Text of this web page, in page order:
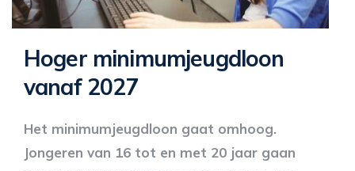
Hoger minimumjeugdloon
vanaf 2027
Het minimumjeugdloon gaat omhoog.
Jongeren van 16 tot en met 20 jaar gaan